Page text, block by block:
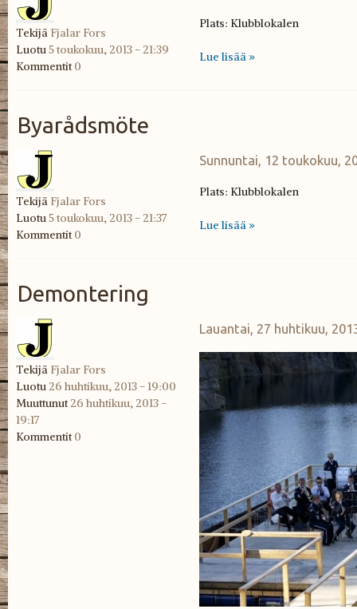
Tekijä Fjalar Fors
Luotu5 toukokuu, 2013 - 21:39
Kommentit 0
Plats: Klubblokalen
Lue lisää »
Byarådsmöte
Tekijä Fjalar Fors
Luotu5 toukokuu, 2013 - 21:37
Kommentit 0
Sunnuntai, 12 toukokuu,
Plats: Klubblokalen
Lue lisää »
Demontering
Tekijä Fjalar Fors
Luotu 26 huhtikuu, 2013 - 19:00
Muuttunut 26 huhtikuu, 2013 -
19:17
Kommentit 0
Lauantai, 27 huhtikuu,